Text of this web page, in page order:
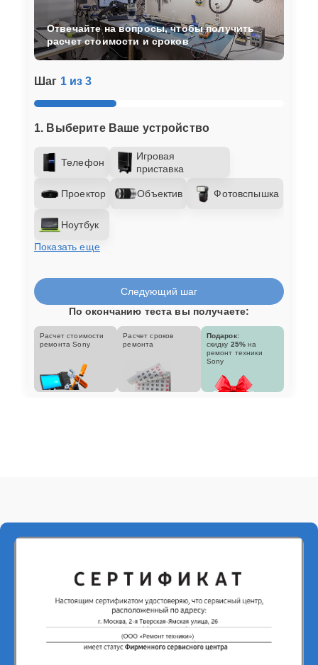
Шаг 1 из 3
1. Выберите Ваше устройство
Телефон
Игровая
приставка
Проектор Объектив Фотовспышка
Ноутбук
Показать еще
Отвечайте на вопросы, чтобы получить
расчет стоимости и сроков
Следующий шаг
По окончанию теста вы получаете:
Расчет стоимости
ремонта Sony
Расчет сроков
ремонта
Подарок:
скидку 25% на
ремонт техники
Sony